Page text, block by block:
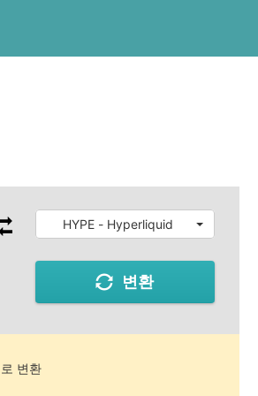
HYPE - Hyperliquid
변환
로 변환